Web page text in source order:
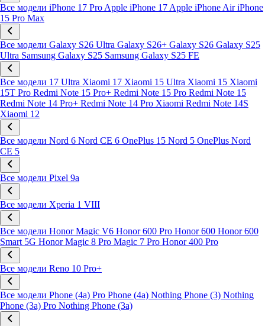
Все модели iPhone 17 Pro Apple iPhone 17 Apple iPhone Air iPhone
15 Pro Max
Все модели Galaxy S26 Ultra Galaxy S26+ Galaxy S26 Galaxy S25
Ultra Samsung Galaxy S25 Samsung Galaxy S25 FE
Все модели 17 Ultra Xiaomi 17 Xiaomi 15 Ultra Xiaomi 15 Xiaomi
15T Pro Redmi Note 15 Pro+ Redmi Note 15 Pro Redmi Note 15
Redmi Note 14 Pro+ Redmi Note 14 Pro Xiaomi Redmi Note 14S
Xiaomi 12
Все модели Nord 6 Nord CE 6 OnePlus 15 Nord 5 OnePlus Nord
CE 5
Все модели Pixel 9a
Все модели Xperia 1 VIII
Все модели Honor Magic V6 Honor 600 Pro Honor 600 Honor 600
Smart 5G Honor Magic 8 Pro Magic 7 Pro Honor 400 Pro
Все модели Reno 10 Pro+
Все модели Phone (4a) Pro Phone (4a) Nothing Phone (3) Nothing
Phone (3a) Pro Nothing Phone (3a)